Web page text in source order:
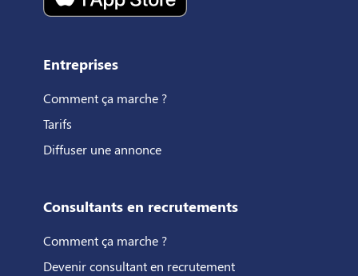
Entreprises
Comment ça marche ?
Tarifs
Diffuser une annonce
Consultants en recrutements
Comment ça marche ?
Devenir consultant en recrutement